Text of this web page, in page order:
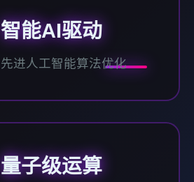
智能AI驱动
先进人工智能算法优化
量子级运算